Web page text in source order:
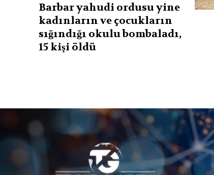
Barbar yahudi ordusu yine
kadınların ve çocukların
sığındığı okulu bombaladı,
15 kişi öldü